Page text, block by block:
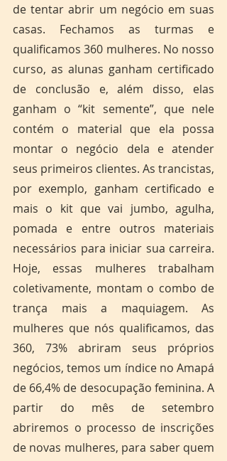
de tentar abrir um negócio em suas
casas. Fechamos as turmas e
qualificamos 360 mulheres. No nosso
curso, as alunas ganham certificado
de conclusão e, além disso, elas
ganham o “kit semente”, que nele
contém o material que ela possa
montar o negócio dela e atender
seus primeiros clientes. As trancistas,
por exemplo, ganham certificado e
mais o kit que vai jumbo, agulha,
pomada e entre outros materiais
necessários para iniciar sua carreira.
Hoje, essas mulheres trabalham
coletivamente, montam o combo de
trança mais a maquiagem. As
mulheres que nós qualificamos, das
360, 73% abriram seus próprios
negócios, temos um índice no Amapá
de 66,4% de desocupação feminina. A
partir do mês de setembro
abriremos o processo de inscrições
de novas mulheres, para saber quem